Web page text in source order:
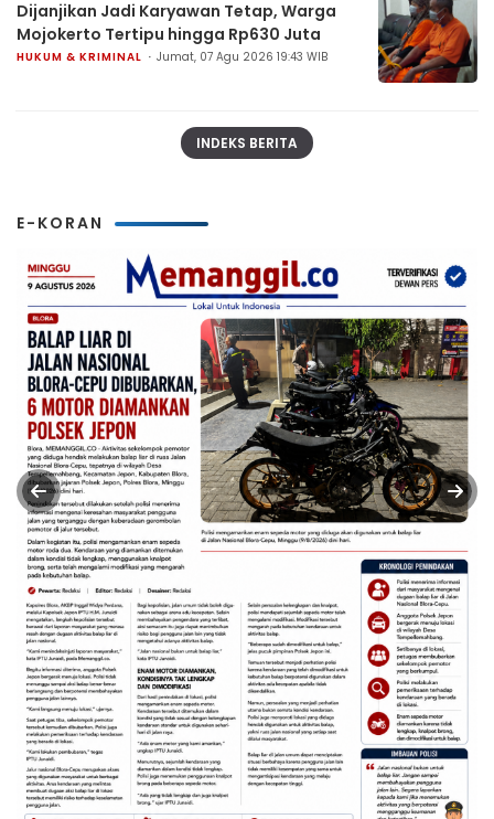
Dijanjikan Jadi Karyawan Tetap, Warga
Mojokerto Tertipu hingga Rp630 Juta
HUKUM & KRIMINAL Jumat, 07 Agu 2026 19:43 WIB
INDEKS BERITA
E-KORAN